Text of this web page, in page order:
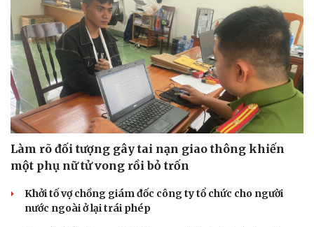
Du lịch
Tư vấn
Săn Tour
check-in
Podcast
Câu chuyện thời sự
Đọc truyện đêm khuya
Cửa sổ tình yêu
Kể chuyện cho bé
Hạt giống tâm hồn
Làm rõ đối tượng gây tai nạn giao thông khiến
một phụ nữ tử vong rồi bỏ trốn
Khởi tố vợ chồng giám đốc công ty tổ chức cho người
nước ngoài ở lại trái phép